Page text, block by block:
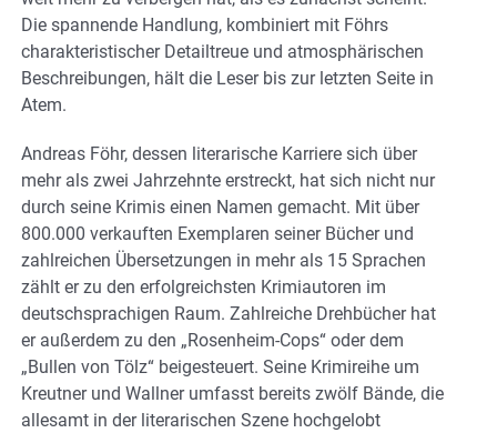
Die spannende Handlung, kombiniert mit Föhrs
charakteristischer Detailtreue und atmosphärischen
Beschreibungen, hält die Leser bis zur letzten Seite in
Atem.
Andreas Föhr, dessen literarische Karriere sich über
mehr als zwei Jahrzehnte erstreckt, hat sich nicht nur
durch seine Krimis einen Namen gemacht. Mit über
800.000 verkauften Exemplaren seiner Bücher und
zahlreichen Übersetzungen in mehr als 15 Sprachen
zählt er zu den erfolgreichsten Krimiautoren im
deutschsprachigen Raum. Zahlreiche Drehbücher hat
er außerdem zu den „Rosenheim-Cops“ oder dem
„Bullen von Tölz“ beigesteuert. Seine Krimireihe um
Kreutner und Wallner umfasst bereits zwölf Bände, die
allesamt in der literarischen Szene hochgelobt